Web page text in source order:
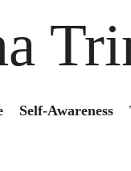
Self-Awareness